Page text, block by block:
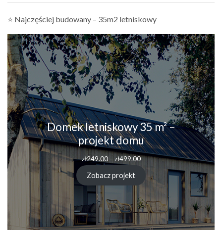
⭐ Najczęściej budowany – 35m2 letniskowy
Domek letniskowy 35 m² –
projekt domu
zł249.00 – zł499.00Zakres
zł249.00
zł499.00
Zobacz projekt